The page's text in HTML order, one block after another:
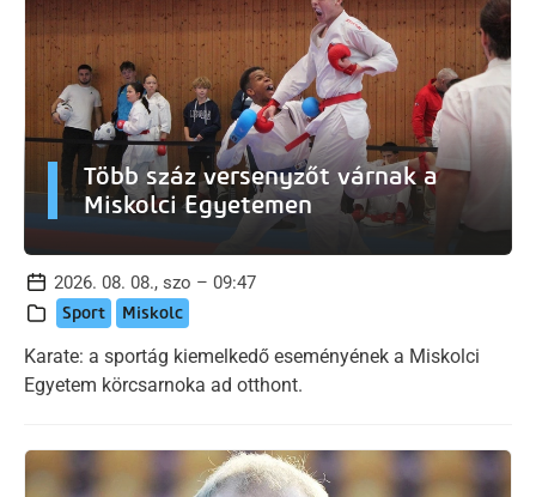
Több száz versenyzőt várnak a
Miskolci Egyetemen
2026. 08. 08., szo – 09:47
Sport Miskolc
Karate: a sportág kiemelkedő eseményének a Miskolci
Egyetem körcsarnoka ad otthont.